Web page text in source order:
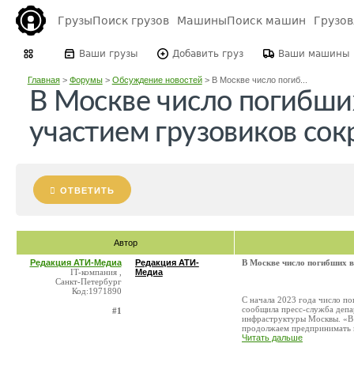
ГрузыПоиск грузов МашиныПоиск машин
Ваши грузы Добавить груз Ваши машины
Главная> Форумы> Обсуждение новостей> В Москве число погиб...
В Москве число
участием грузовиков
ОТВЕТИТЬ
Автор
Редакция АТИ-Медиа
IT-компания ,
Санкт-Петербург
Код:1971890
#1
Редакция АТИ-
Медиа
В Москве число погибших
С начала 2023 года число
сообщила пресс-служба
инфраструктуры Москвы.
продолжаем
Читать дальше